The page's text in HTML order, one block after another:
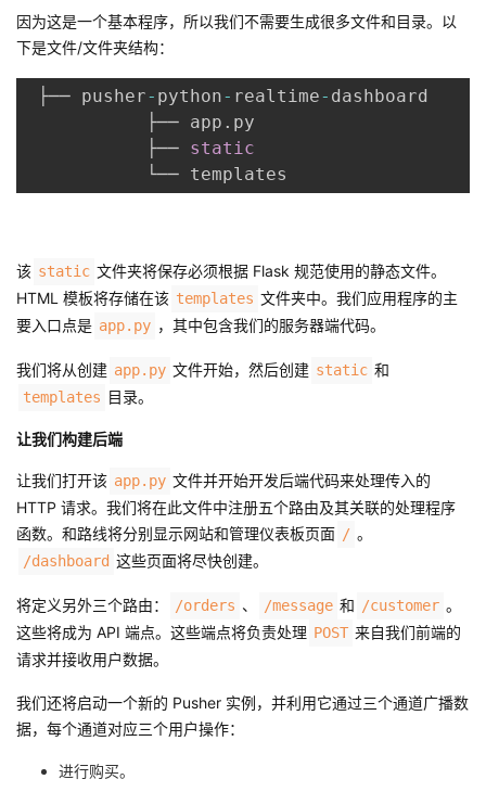
因为这是一个基本程序，所以我们不需要生成很多文件和目录。以
下是文件/文件夹结构：
├── pusher- python- realtime- dashboard
           ├── app
. py
           ├──
static
该 static 文件夹将保存必须根据 Flask 规范使用的静态文件。
HTML 模板将存储在该 templates 文件夹中。我们应用程序的主
要入口点是 app.py ，其中包含我们的服务器端代码。
我们将从创建 app.py 文件开始，然后创建 static 和
templates 目录。
让我们构建后端
让我们打开该 app.py 文件并开始开发后端代码来处理传入的
HTTP 请求。我们将在此文件中注册五个路由及其关联的处理程序
函数。和路线将分别显示网站和管理仪表板页面 / 。
/dashboard 这些页面将尽快创建。
将定义另外三个路由： /orders 、 /message 和 /customer 。
这些将成为 API 端点。这些端点将负责处理 POST 来自我们前端的
请求并接收用户数据。
我们还将启动一个新的 Pusher 实例，并利用它通过三个通道广播数
据，每个通道对应三个用户操作：
进行购买。